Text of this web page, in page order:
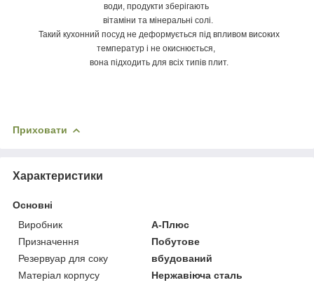
води, продукти зберігають
вітаміни та мінеральні солі.
Такий кухонний посуд не деформується під впливом високих
температур і не окиснюється,
вона підходить для всіх типів плит.
Приховати
Характеристики
Основні
Виробник
А-Плюс
Призначення
Побутове
Резервуар для соку
вбудований
Матеріал корпусу
Нержавіюча сталь